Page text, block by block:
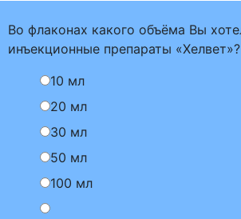
Во флаконах какого объёма Вы
инъекционные препараты «Хелвет»?
10 мл
20 мл
30 мл
50 мл
100 мл